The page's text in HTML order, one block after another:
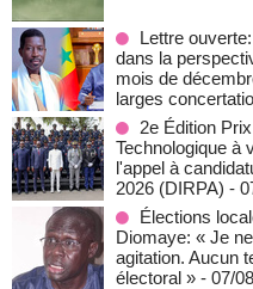
Lettre
dans la
mois de
larges
2e Édition
Technologique à
l'appel à
2026 (DIRPA) -
Élections
Diomaye: « Je
agitation. Aucun
électoral » - 07/